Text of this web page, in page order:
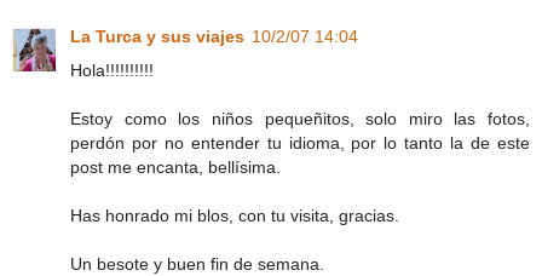
La Turca y sus viajes 10/2/07 14:04
Hola!!!!!!!!!!
Estoy como los niños pequeñitos, solo miro las fotos,
perdón por no entender tu idioma, por lo tanto la de este
post me encanta, bellísima.
Has honrado mi blos, con tu visita, gracias.
Un besote y buen fin de semana.